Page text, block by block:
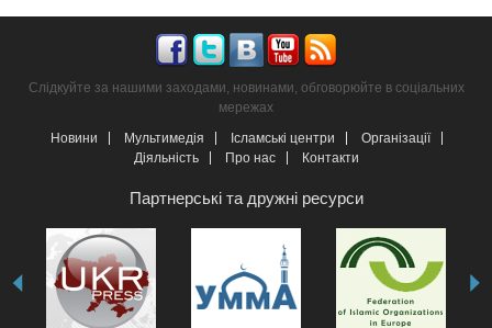
Слідкуйте за нашими заходами, новинами, обговорюйте в соціальних
мережах
Новини
Мультимедія Ісламські центри
Організації
Діяльність
Про нас Контакти
Партнерські та дружні ресурси